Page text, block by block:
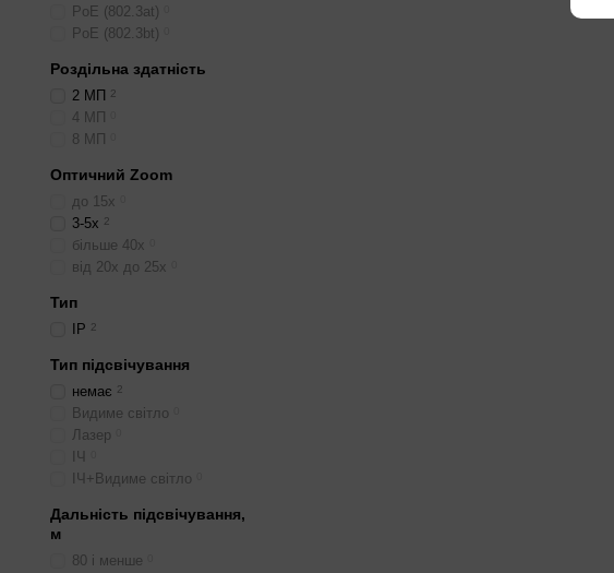
PoE (802.3at)
PoE (802.3bt)
Роздільна здатність
2 МП 2
4 МП
8 МП
Оптичний Zoom
до 15x
3-5x 2
більше 40x
від 20x до 25x
Тип
IP 2
Тип підсвічування
немає 2
Видиме світло
Лазер
ІЧ
ІЧ+Видиме світло
Дальність підсвічування,
м
80 і менше